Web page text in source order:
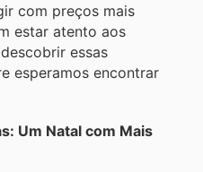
com preços mais
estar atento aos
essas
esperamos encontrar
Um Natal com Mais